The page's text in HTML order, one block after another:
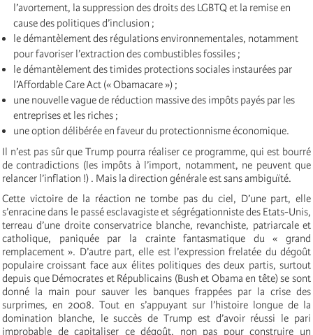
l’avortement, la suppression des droits des LGBTQ et la remise en
cause des politiques d’inclusion ;
le démantèlement des régulations environnementales, notamment
pour favoriser l’extraction des combustibles fossiles ;
le démantèlement des timides protections sociales instaurées par
l’Affordable Care Act (« Obamacare ») ;
une nouvelle vague de réduction massive des impôts payés par les
entreprises et les riches ;
une option délibérée en faveur du protectionnisme économique.
Il n’est pas sûr que Trump pourra réaliser ce programme, qui est bourré
de contradictions (les impôts à l’import, notamment, ne peuvent que
relancer l’inflation !) . Mais la direction générale est sans ambiguïté.
Cette victoire de la réaction ne tombe pas du ciel, D’une part, elle
s’enracine dans le passé esclavagiste et ségrégationniste des Etats-Unis,
terreau d’une droite conservatrice blanche, revanchiste, patriarcale et
catholique, paniquée par la crainte fantasmatique du « grand
remplacement ». D’autre part, elle est l’expression frelatée du dégoût
populaire croissant face aux élites politiques des deux partis, surtout
depuis que Démocrates et Républicains (Bush et Obama en tête) se sont
donné la main pour sauver les banques frappées par la crise des
surprimes, en 2008. Tout en s’appuyant sur l’histoire longue de la
domination blanche, le succès de Trump est d’avoir réussi le pari
improbable de capitaliser ce dégoût, non pas pour construire un